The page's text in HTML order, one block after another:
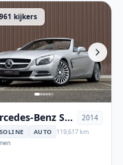
Benz SL 400 2014
961 kijkers
Benz SL
2014
2014
AUTO
119,617 km